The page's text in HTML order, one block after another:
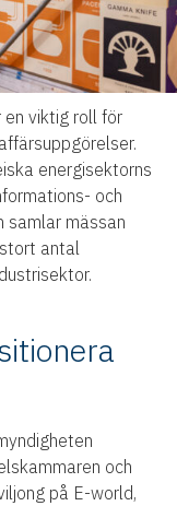
viktig roll för
energisektorns
och
samlar mässan
antal
och
på E-world,